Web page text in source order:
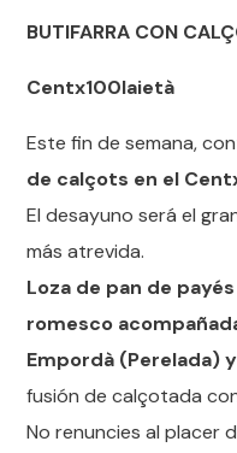
BUTIFARRA CON
Centx100laietà
Este fin de semana,
de calçots en el
El desayuno será el
más atrevida.
Loza de pan de
romesco
Empordà (Perelada)
fusión de calçotada
No renuncies al placer